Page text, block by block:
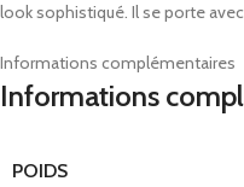
look sophistiqué. Il se porte
Informations complémentaires
Informations
POIDS